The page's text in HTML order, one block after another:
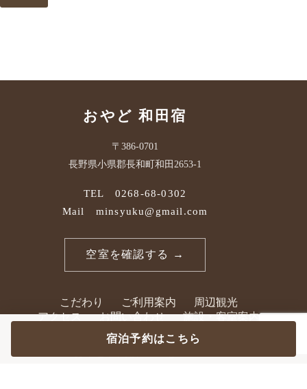
おやど 和田宿
〒386-0701
長野県小県郡長和町和田2653-1
TEL 0268-68-0302
Mail minsyuku@gmail.com
空室を確認する →
こだわり ご利用案内
周辺観光
アクセス
お問い合わせ
施設・客室案内
宿泊プラン・予約
宿泊予約はこちら